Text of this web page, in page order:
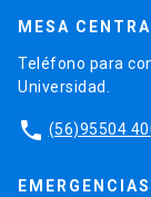
MESA
Teléfono para
Universidad.
phone (56)95504